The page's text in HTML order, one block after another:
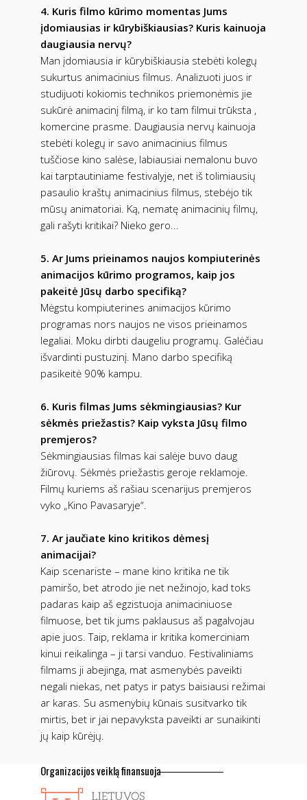
4. Kuris filmo kūrimo momentas Jums
įdomiausias ir kūrybiškiausias? Kuris kainuoja
daugiausia nervų?
Man įdomiausia ir kūrybiškiausia stebėti kolegų
sukurtus animacinius filmus. Analizuoti juos ir
studijuoti kokiomis technikos priemonėmis jie
sukūrė animacinį filmą, ir ko tam filmui trūksta ,
komercine prasme. Daugiausia nervų kainuoja
stebėti kolegų ir savo animacinius filmus
tuščiose kino salėse, labiausiai nemalonu buvo
kai tarptautiniame festivalyje, net iš tolimiausių
pasaulio kraštų animacinius filmus, stebėjo tik
mūsų animatoriai. Ką, nematę animacinių filmų,
gali rašyti kritikai? Nieko gero...
5. Ar Jums prieinamos naujos kompiuterinės
animacijos kūrimo programos, kaip jos
pakeitė Jūsų darbo specifiką?
Mėgstu kompiuterines animacijos kūrimo
programas nors naujos ne visos prieinamos
legaliai. Moku dirbti daugeliu programų. Galėčiau
išvardinti pustuzinį. Mano darbo specifiką
pasikeitė 90% kampu.
6. Kuris filmas Jums sėkmingiausias? Kur
sėkmės priežastis? Kaip vyksta Jūsų filmo
premjeros?
Sėkmingiausias filmas kai salėje buvo daug
žiūrovų. Sėkmės priežastis geroje reklamoje.
Filmų kuriems aš rašiau scenarijus premjeros
vyko „Kino Pavasaryje“.
7. Ar jaučiate kino kritikos dėmesį
animacijai?
Kaip scenariste – mane kino kritika ne tik
pamiršo, bet atrodo jie net nežinojo, kad toks
padaras kaip aš egzistuoja animaciniuose
filmuose, bet tik jums paklausus aš pagalvojau
apie juos. Taip, reklama ir kritika komerciniam
kinui reikalinga – ji tarsi vanduo. Festivaliniams
filmams ji abejinga, mat asmenybės paveikti
negali niekas, net patys ir patys baisiausi režimai
ar karas. Su asmenybių kūnais susitvarko tik
mirtis, bet ir jai nepavyksta paveikti ar sunaikinti
jų kaip kūrėjų.
Organizacijos veiklą finansuoja